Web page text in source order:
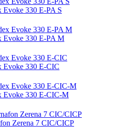
Evoke 330 E-PA S
Evoke 330 E-PA M
Evoke 330 E-CIC
Evoke 330 E-CIC-M
Zerena 7 CIC/CICP